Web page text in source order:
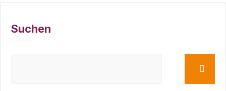
Suchen